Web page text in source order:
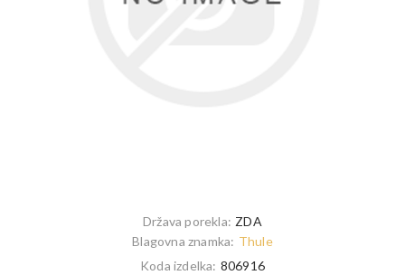
Država porekla: ZDA
Blagovna znamka: Thule
Koda izdelka: 806916